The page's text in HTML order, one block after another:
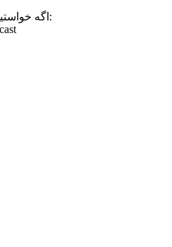
اگه خواستین از اگزون حمایت کنین: